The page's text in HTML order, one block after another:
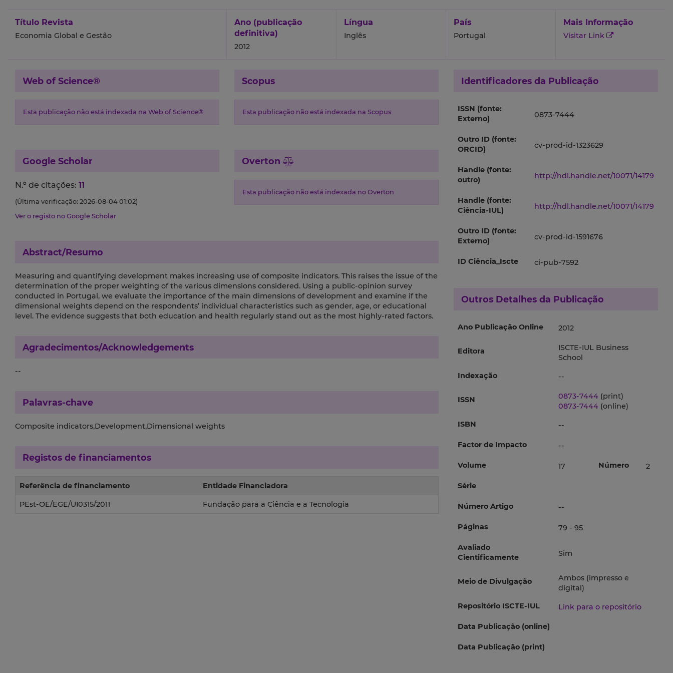
Título Revista
Economia Global e Gestão
Ano (publicação
definitiva)
2012
Língua
Inglês
País
Portugal
Mais Informação
Visitar Link
Web of Science®
Esta publicação não está indexada na Web of Science®
Scopus
Esta publicação não está indexada na Scopus
Google Scholar
N.º de citações: 11
(Última verificação: 2026-08-04 01:02)
Ver o registo no Google Scholar
Overton
Esta publicação não está indexada no Overton
Abstract/Resumo
Measuring and quantifying development makes increasing use of composite indicators. This raises the issue of the
determination of the proper weighting of the various dimensions considered. Using a public-opinion survey
conducted in Portugal, we evaluate the importance of the main dimensions of development and examine if the
dimensional weights depend on the respondents’ individual characteristics such as gender, age, or educational
level. The evidence suggests that both education and health regularly stand out as the most highly-rated factors.
Agradecimentos/Acknowledgements
--
Palavras-chave
Composite indicators,Development,Dimensional weights
Registos de financiamentos
Referência de financiamento Entidade Financiadora
PEst-OE/EGE/UI0315/2011 Fundação para a Ciência e a Tecnologia
Identificadores da Publicação
ISSN (fonte:
Externo)
0873-7444
Outro ID (fonte:
ORCID)
cv-prod-id-1323629
Handle (fonte:
outro)
http://hdl.handle.net/10071/14179
Handle (fonte:
Ciência-IUL)
http://hdl.handle.net/10071/14179
Outro ID (fonte:
Externo)
cv-prod-id-1591676
ID Ciência_Iscte ci-pub-7592
Outros Detalhes da Publicação
Ano Publicação Online 2012
Editora
ISCTE-IUL Business
School
Indexação
--
ISSN 0873-7444 (print)
0873-7444 (online)
ISBN
--
Factor de Impacto --
Volume 17 Número 2
Série
Número Artigo --
Páginas 79 - 95
Avaliado
Cientificamente
Sim
Meio de Divulgação
Ambos (impresso e
digital)
Repositório ISCTE-IUL
Link para o repositório
Data Publicação (online)
Data Publicação (print)